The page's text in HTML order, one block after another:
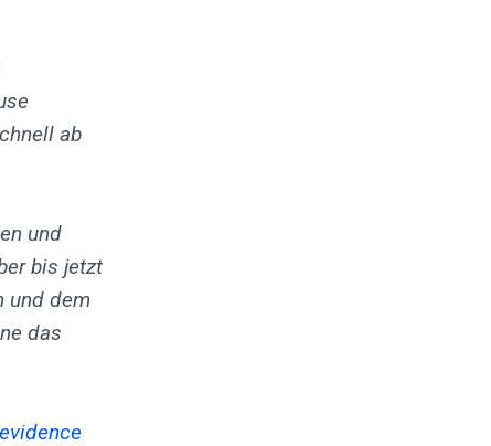
ab
und
bis jetzt
und dem
das